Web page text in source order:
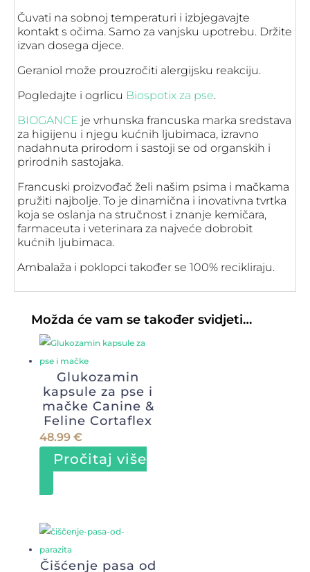
Čuvati na sobnoj temperaturi i izbjegavajte
kontakt s očima. Samo za vanjsku upotrebu. Držite
izvan dosega djece.
Geraniol može prouzročiti alergijsku reakciju.
Pogledajte i ogrlicu Biospotix za pse.
BIOGANCE je vrhunska francuska marka sredstava
za higijenu i njegu kućnih ljubimaca, izravno
nadahnuta prirodom i sastoji se od organskih i
prirodnih sastojaka.
Francuski proizvođač želi našim psima i mačkama
pružiti najbolje. To je dinamična i inovativna tvrtka
koja se oslanja na stručnost i znanje kemičara,
farmaceuta i veterinara za najveće dobrobit
kućnih ljubimaca.
Ambalaža i poklopci također se 100% recikliraju.
Možda će vam se također svidjeti…
Glukozamin
kapsule za pse i
mačke Canine &
Feline Cortaflex
48.99 €
Pročitaj više
Čišćenje pasa od